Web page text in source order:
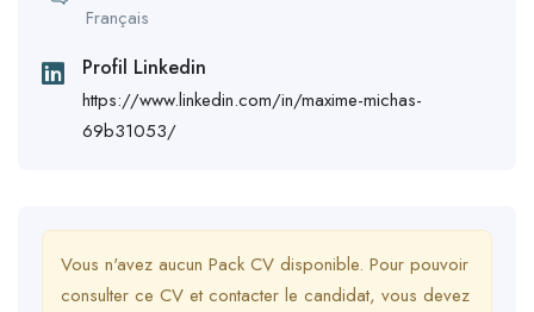
Français
Profil Linkedin
https://www.linkedin.com/in/maxime-michas-
69b31053/
Vous n'avez aucun Pack CV disponible. Pour pouvoir
consulter ce CV et contacter le candidat, vous devez